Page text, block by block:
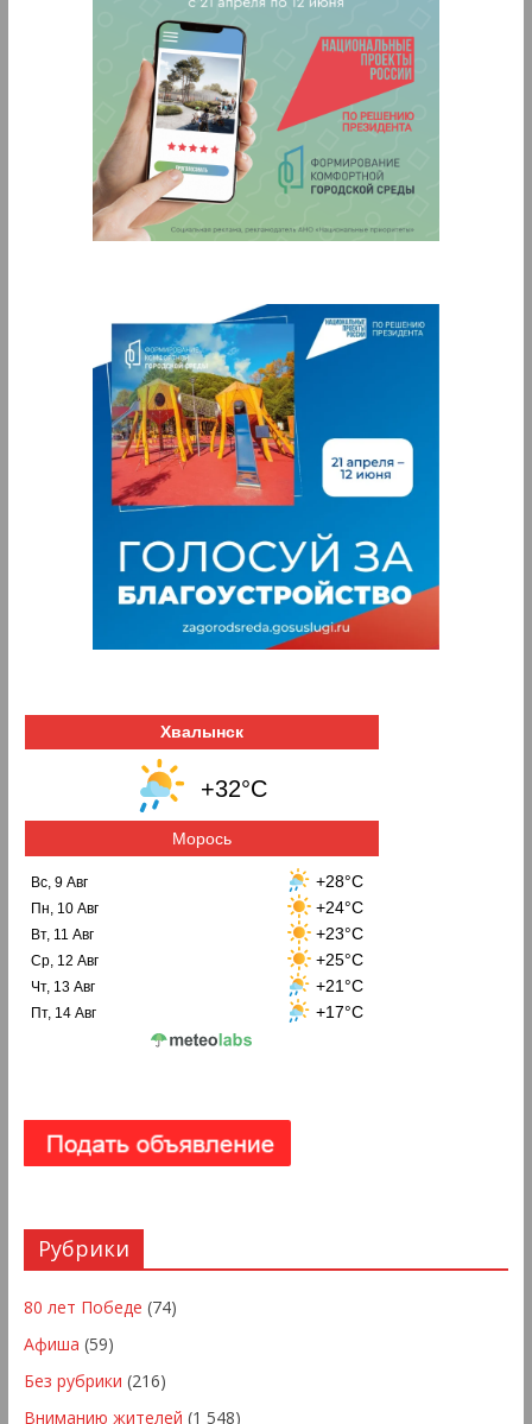
Хвалынск
+32°C
Морось
Вс, 9 Авг +28°C
Пн, 10 Авг +24°C
Вт, 11 Авг +23°C
Ср, 12 Авг +25°C
Чт, 13 Авг +21°C
Пт, 14 Авг +17°C
Рубрики
80 лет Победе (74)
Афиша (59)
Без рубрики (216)
Вниманию жителей (1 548)